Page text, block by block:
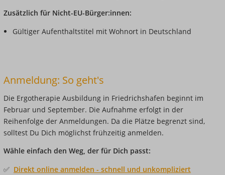
Zusätzlich für Nicht-EU-Bürger:innen:
Gültiger Aufenthaltstitel mit Wohnort in Deutschland
Anmeldung: So geht's
Die Ergotherapie Ausbildung in Friedrichshafen beginnt im
Februar und September. Die Aufnahme erfolgt in der
Reihenfolge der Anmeldungen. Da die Plätze begrenzt sind,
solltest Du Dich möglichst frühzeitig anmelden.
Wähle einfach den Weg, der für Dich passt:
✅ Direkt online anmelden - schnell und unkompliziert